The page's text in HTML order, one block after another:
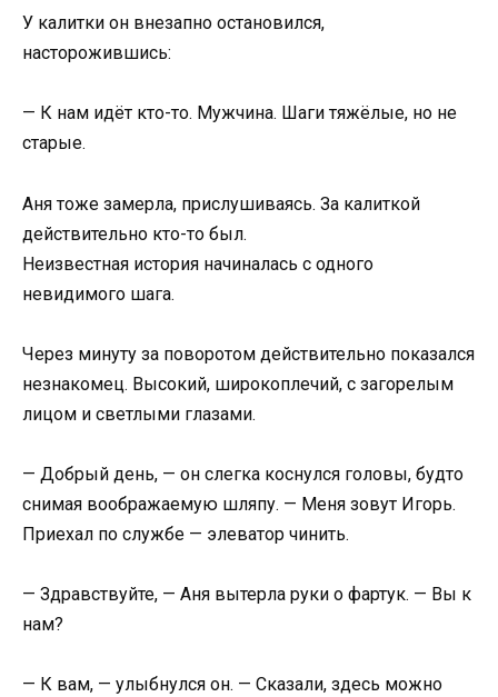
У калитки он внезапно остановился,
насторожившись:
— К нам идёт кто-то. Мужчина. Шаги тяжёлые, но не
старые.
Аня тоже замерла, прислушиваясь. За калиткой
действительно кто-то был.
Неизвестная история начиналась с одного
невидимого шага.
Через минуту за поворотом действительно показался
незнакомец. Высокий, широкоплечий, с загорелым
лицом и светлыми глазами.
— Добрый день, — он слегка коснулся головы, будто
снимая воображаемую шляпу. — Меня зовут Игорь.
Приехал по службе — элеватор чинить.
— Здравствуйте, — Аня вытерла руки о фартук. — Вы к
нам?
— К вам, — улыбнулся он. — Сказали, здесь можно